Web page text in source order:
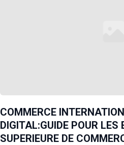
COMMERCE
DIGITAL:GUIDE POUR LES
SUPERIEURE DE